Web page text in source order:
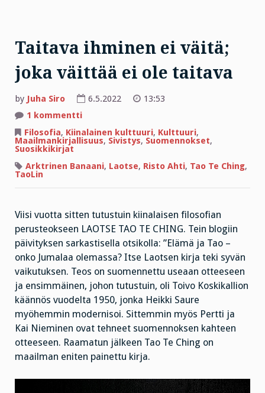
Taitava ihminen ei väitä;
joka väittää ei ole taitava
by Juha Siro 6.5.2022
13:53
1 kommenttiartikkeliin
ihminen
ei
väitä;
väittää
Filosofia, Kiinalainen kulttuuri, Kulttuuri,
Maailmankirjallisuus, Sivistys, Suomennokset,
Suosikkikirjat
Arktrinen Banaani, Laotse, Risto Ahti, Tao Te Ching,
TaoLin
Viisi vuotta sitten tutustuin kiinalaisen filosofian
perusteokseen LAOTSE TAO TE CHING. Tein blogiin
päivityksen sarkastisella otsikolla: ”Elämä ja Tao –
onko Jumalaa olemassa? Itse Laotsen kirja teki syvän
vaikutuksen. Teos on suomennettu useaan otteeseen
ja ensimmäinen, johon tutustuin, oli Toivo Koskikallion
käännös vuodelta 1950, jonka Heikki Saure
myöhemmin modernisoi. Sittemmin myös Pertti ja
Kai Nieminen ovat tehneet suomennoksen kahteen
otteeseen. Raamatun jälkeen Tao Te Ching on
maailman eniten painettu kirja.